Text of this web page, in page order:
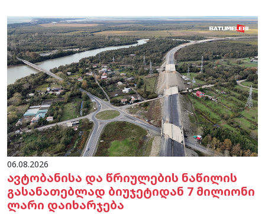
06.08.2026
ავტობანისა და წრიულების ნაწილის
გასანათებლად ბიუჯეტიდან 7 მილიონი
ლარი დაიხარჯება